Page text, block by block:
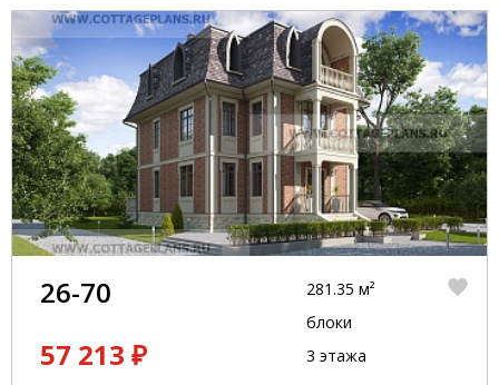
26-70
57 213 ₽
281.35 м²
блоки
3 этажа